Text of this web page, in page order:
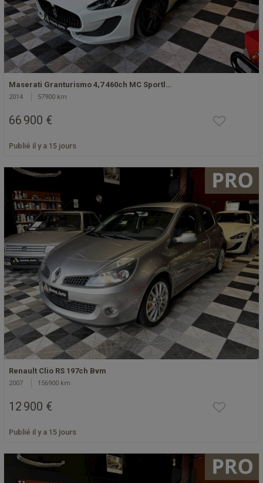
Maserati Granturismo 4,7 460ch MC Sportl…
2014 57900 km
66 900 €
Publié il y a 15 jours
Renault Clio RS 197ch Bvm
2007 156900 km
12 900 €
Publié il y a 15 jours